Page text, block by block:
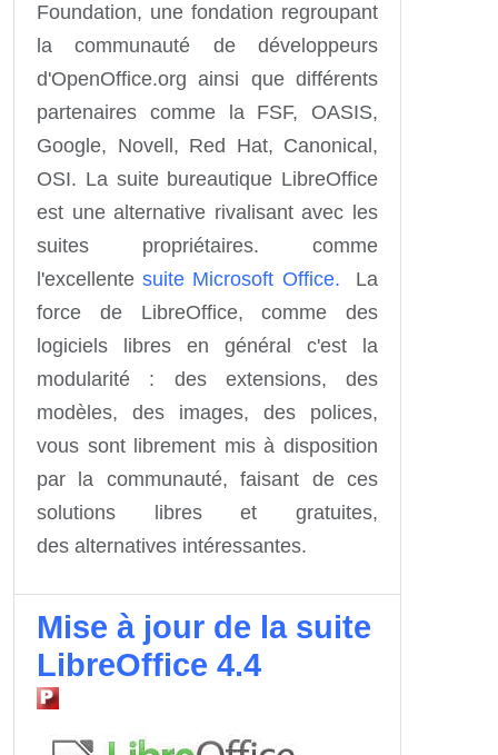
Foundation, une fondation regroupant
la communauté de développeurs
d'OpenOffice.org ainsi que différents
partenaires comme la FSF, OASIS,
Google, Novell, Red Hat, Canonical,
OSI. La suite bureautique LibreOffice
est une alternative rivalisant avec les
suites propriétaires. comme
l'excellentesuite Microsoft Office. La
force de LibreOffice, comme des
logiciels libres en général c'est la
modularité : des extensions, des
modèles, des images, des polices,
vous sont librement mis à disposition
par la communauté, faisant de ces
solutions libres et gratuites,
des alternatives intéressantes.
Mise à jour de la suite
LibreOffice 4.4